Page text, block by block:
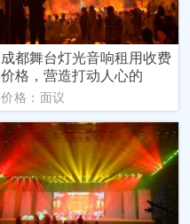
成都舞台灯光音响租用收费
价格，营造打动人心的
价格：面议